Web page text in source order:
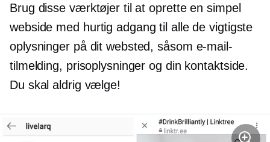
Brug disse værktøjer til at oprette en simpel
webside med hurtig adgang til alle de vigtigste
oplysninger på dit websted, såsom e-mail-
tilmelding, prisoplysninger og din kontaktside.
Du skal aldrig vælge!